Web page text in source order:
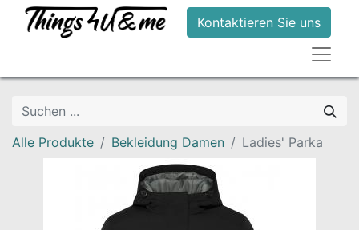
Kontaktieren Sie uns
Alle Produkte Bekleidung Damen Ladies' Parka